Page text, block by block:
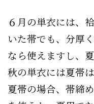
６月の単衣には、
いた帯でも、分厚
なら使えますし、
秋の単衣には夏帯
夏帯の場合、帯締